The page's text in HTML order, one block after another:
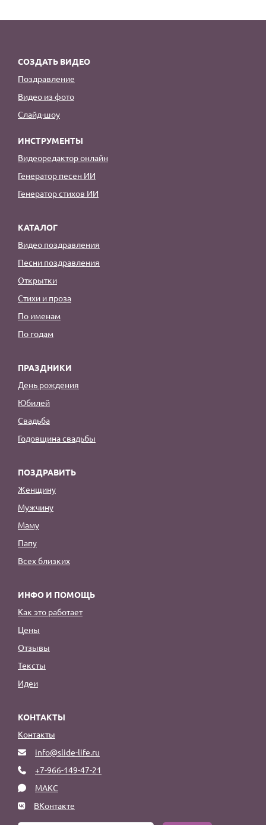
СОЗДАТЬ ВИДЕО
Поздравление
Видео из фото
Слайд-шоу
ИНСТРУМЕНТЫ
Видеоредактор онлайн
Генератор песен ИИ
Генератор стихов ИИ
КАТАЛОГ
Видео поздравления
Песни поздравления
Открытки
Стихи и проза
По именам
По годам
ПРАЗДНИКИ
День рождения
Юбилей
Свадьба
Годовщина свадьбы
ПОЗДРАВИТЬ
Женщину
Мужчину
Маму
Папу
Всех близких
ИНФО И ПОМОЩЬ
Как это работает
Цены
Отзывы
Тексты
Идеи
КОНТАКТЫ
Контакты
info@slide-life.ru
+7-966-149-47-21
МАКС
ВКонтакте